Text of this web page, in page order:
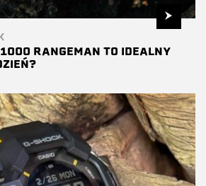
RANGEMAN TO IDEALNY